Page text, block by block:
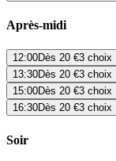
Après-midi
12:00Dès 20 €3 choix
13:30Dès 20 €3 choix
15:00Dès 20 €3 choix
16:30Dès 20 €3 choix
Soir